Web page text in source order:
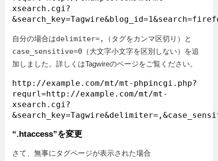
xsearch.cgi?
自分の場合はdelimiter=, （タグをカンマ区切り）と
case_sensitive=0 （大文字小文字を区別しない）を追
加しました。詳しくはTagwireのページをご覧ください。
http://example.com/mt/mt-phpincgi.php?
requrl=http://example.com/mt/mt-
xsearch.cgi?
“.htaccess”を変更
さて、無事にタグページが表示された場合